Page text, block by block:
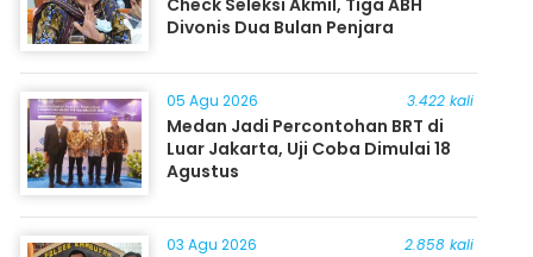
Check Seleksi Akmil, Tiga ABH
Divonis Dua Bulan Penjara
05 Agu 2026 3.422 kali
Medan Jadi Percontohan BRT di
Luar Jakarta, Uji Coba Dimulai 18
Agustus
03 Agu 2026 2.858 kali